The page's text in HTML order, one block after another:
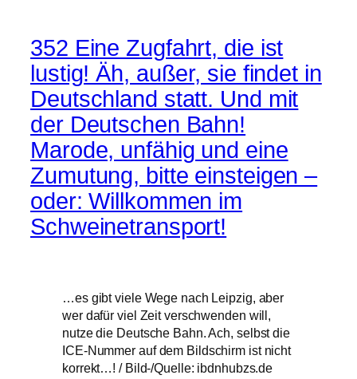
352 Eine Zugfahrt, die ist
lustig! Äh, außer, sie findet in
Deutschland statt. Und mit
der Deutschen Bahn!
Marode, unfähig und eine
Zumutung, bitte einsteigen –
oder: Willkommen im
Schweinetransport!
…es gibt viele Wege nach Leipzig, aber
wer dafür viel Zeit verschwenden will,
nutze die Deutsche Bahn. Ach, selbst die
ICE-Nummer auf dem Bildschirm ist nicht
korrekt…! / Bild-/Quelle: ibdnhubzs.de